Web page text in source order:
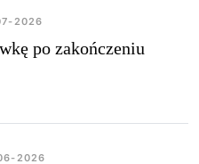
2026
po zakończeniu
2026